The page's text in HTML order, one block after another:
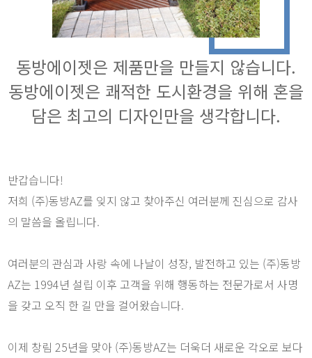
동방에이젯은 제품만을 만들지 않습니다.
동방에이젯은 쾌적한 도시환경을 위해 혼을
담은 최고의 디자인만을 생각합니다.
반갑습니다!
저희 (주)동방AZ를 잊지 않고 찾아주신 여러분께 진심으로 감사
의 말씀을 올립니다.
여러분의 관심과 사랑 속에 나날이 성장, 발전하고 있는 (주)동방
AZ는 1994년 설립 이후 고객을 위해 행동하는 전문가로서 사명
을 갖고 오직 한 길 만을 걸어왔습니다.
이제 창림 25년을 맞아 (주)동방AZ는 더욱더 새로운 각오로 보다